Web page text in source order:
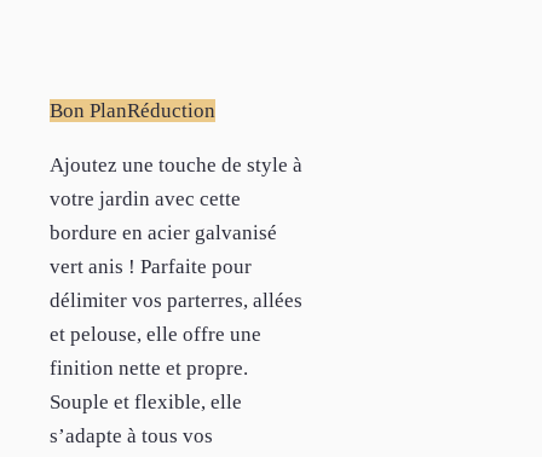
Bon PlanRéduction
Ajoutez une touche de style à
votre jardin avec cette
bordure en acier galvanisé
vert anis ! Parfaite pour
délimiter vos parterres, allées
et pelouse, elle offre une
finition nette et propre.
Souple et flexible, elle
s’adapte à tous vos